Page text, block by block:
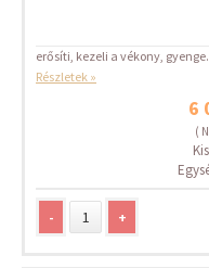
erősíti, kezeli a vékony,
Részletek »
6
(
- +